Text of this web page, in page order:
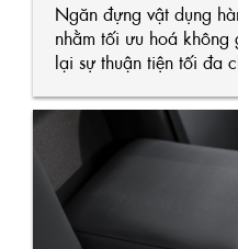
Ngăn đựng vật dụng
nhằm tối ưu hoá không
lại sự thuận tiện tối đa